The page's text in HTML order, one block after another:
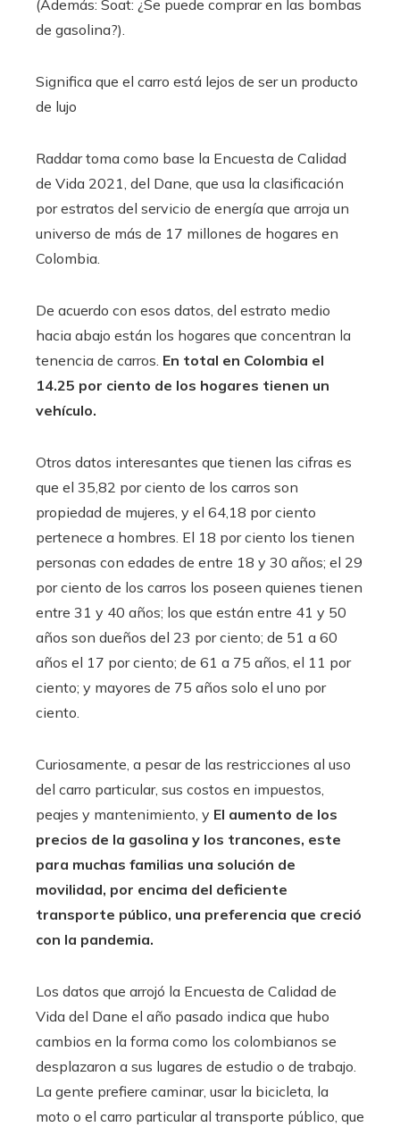
(Además: Soat: ¿Se puede comprar en las bombas
de gasolina?).
Significa que el carro está lejos de ser un producto
de lujo
Raddar toma como base la Encuesta de Calidad
de Vida 2021, del Dane, que usa la clasificación
por estratos del servicio de energía que arroja un
universo de más de 17 millones de hogares en
Colombia.
De acuerdo con esos datos, del estrato medio
hacia abajo están los hogares que concentran la
tenencia de carros. En total en Colombia el
14.25 por ciento de los hogares tienen un
vehículo.
Otros datos interesantes que tienen las cifras es
que el 35,82 por ciento de los carros son
propiedad de mujeres, y el 64,18 por ciento
pertenece a hombres. El 18 por ciento los tienen
personas con edades de entre 18 y 30 años; el 29
por ciento de los carros los poseen quienes tienen
entre 31 y 40 años; los que están entre 41 y 50
años son dueños del 23 por ciento; de 51 a 60
años el 17 por ciento; de 61 a 75 años, el 11 por
ciento; y mayores de 75 años solo el uno por
ciento.
Curiosamente, a pesar de las restricciones al uso
del carro particular, sus costos en impuestos,
peajes y mantenimiento, y El aumento de los
precios de la gasolina y los trancones, este
para muchas familias una solución de
movilidad, por encima del deficiente
transporte público, una preferencia que creció
con la pandemia.
Los datos que arrojó la Encuesta de Calidad de
Vida del Dane el año pasado indica que hubo
cambios en la forma como los colombianos se
desplazaron a sus lugares de estudio o de trabajo.
La gente prefiere caminar, usar la bicicleta, la
moto o el carro particular al transporte público, que